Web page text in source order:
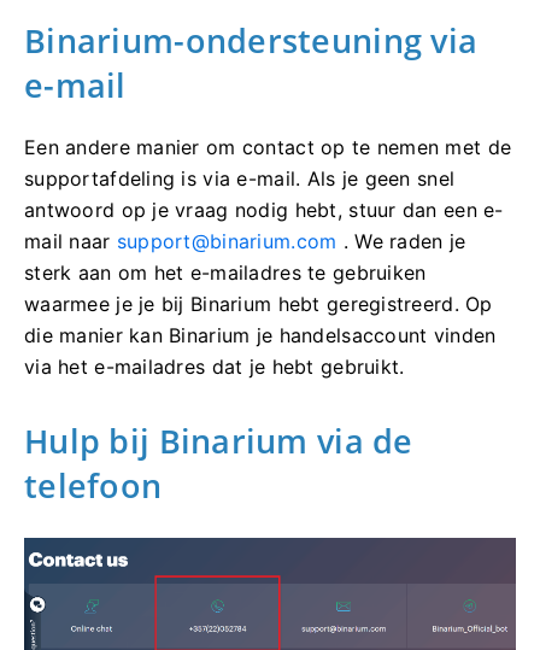
Binarium-ondersteuning via
e-mail
Een andere manier om contact op te nemen met de
supportafdeling is via e-mail. Als je geen snel
antwoord op je vraag nodig hebt, stuur dan een e-
mail naar support@binarium.com . We raden je
sterk aan om het e-mailadres te gebruiken
waarmee je je bij Binarium hebt geregistreerd. Op
die manier kan Binarium je handelsaccount vinden
via het e-mailadres dat je hebt gebruikt.
Hulp bij Binarium via de
telefoon